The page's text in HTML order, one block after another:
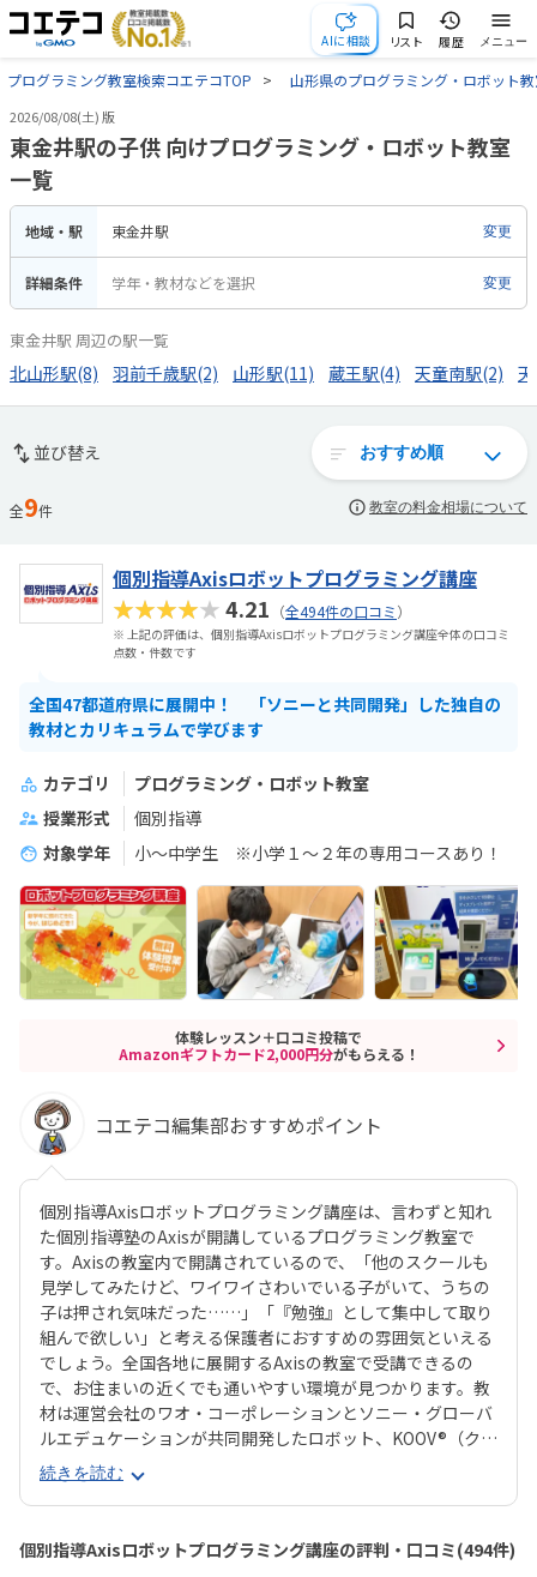
AIに相談 リスト 履歴 メニュー
プログラミング教室検索コエテコTOP 山形県のプログラミング・ロボット
2026/08/08(土) 版
東金井駅の子供 向けプログラミング・ロボット教室
一覧
地域・駅 東金井駅 変更
詳細条件 学年・教材などを選択 変更
東金井駅 周辺の駅一覧
北山形駅(8) 羽前千歳駅(2) 山形駅(11) 蔵王駅(4) 天童南駅(2)
並び替え
全9件 教室の料金相場について
個別指導Axisロボットプログラミング講座
★★★★★4.21 （全494件の口コミ）
※ 上記の評価は、個別指導Axisロボットプログラミング講座全体の口コミ
点数・件数です
全国47都道府県に展開中！ 「ソニーと共同開発」した独自の
教材とカリキュラムで学びます
カテゴリ
プログラミング・ロボット教室
授業形式
個別指導
対象学年
小～中学生 ※小学１～２年の専用コースあり！
体験レッスン＋口コミ投稿で
Amazonギフトカード2,000円分がもらえる！
コエテコ編集部おすすめポイント
個別指導Axisロボットプログラミング講座は、言わずと知れ
た個別指導塾のAxisが開講しているプログラミング教室で
す。Axisの教室内で開講されているので、「他のスクールも
見学してみたけど、ワイワイさわいでいる子がいて、うちの
子は押され気味だった……」「『勉強』として集中して取り
組んで欲しい」と考える保護者におすすめの雰囲気といえる
でしょう。全国各地に展開するAxisの教室で受講できるの
で、お住まいの近くでも通いやすい環境が見つかります。教
材は運営会社のワオ・コーポレーションとソニー・グローバ
ルエデュケーションが共同開発したロボット、KOOV®︎（クー
ブ）。半透明のカラフルなブロックを組み合わせながらロボ
ットを組み立てていくので、女の子にも人気が高いのがポイ
ント。ロボットが好きな子はもちろん、色彩感覚に優れる子
からも評判の教材です。さらに、高学年からはエンジニアも
使う本格的なプログラミング言語「Python（パイソン）」
続きを読む
個別指導Axisロボットプログラミング講座の評判・口コミ(494件)